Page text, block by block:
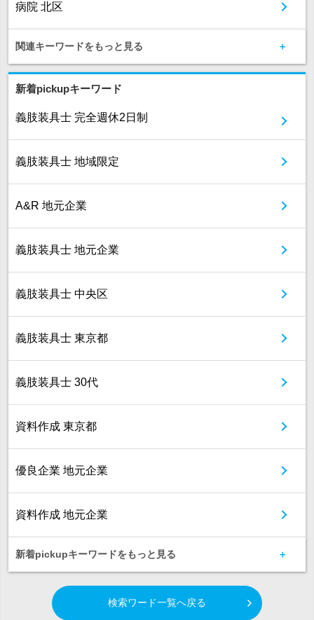
病院 北区
関連キーワードをもっと見る
新着pickupキーワード
義肢装具士 完全週休2日制
義肢装具士 地域限定
A&R 地元企業
義肢装具士 地元企業
義肢装具士 中央区
義肢装具士 東京都
義肢装具士 30代
資料作成 東京都
優良企業 地元企業
資料作成 地元企業
新着pickupキーワードをもっと見る
検索ワード一覧へ戻る